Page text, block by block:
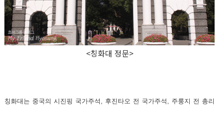
<칭화대 정문>
칭화대 는 중국의 시진핑 국가주석, 후진타오 전 국가주석, 주룽지 전 총리